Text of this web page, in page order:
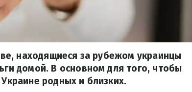
находящиеся за рубежом украинцы
домой. В основном для того, чтобы
родных и близких.